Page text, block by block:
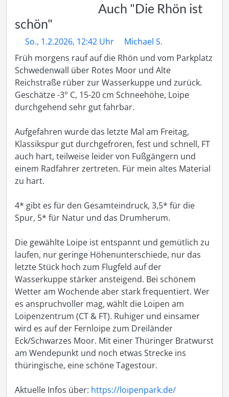
Auch "Die Rhön ist
schön"
So., 1.2.2026, 12:42 Uhr
Michael S.
Früh morgens rauf auf die Rhön und vom Parkplatz
Schwedenwall über Rotes Moor und Alte
Reichstraße rüber zur Wasserkuppe und zurück.
Geschätze -3° C, 15-20 cm Schneehöhe, Loipe
durchgehend sehr gut fahrbar.
Aufgefahren wurde das letzte Mal am Freitag,
Klassikspur gut durchgefroren, fest und schnell, FT
auch hart, teilweise leider von Fußgängern und
einem Radfahrer zertreten. Für mein altes Material
zu hart.
4* gibt es für den Gesamteindruck, 3,5* für die
Spur, 5* für Natur und das Drumherum.
Die gewählte Loipe ist entspannt und gemütlich zu
laufen, nur geringe Höhenunterschiede, nur das
letzte Stück hoch zum Flugfeld auf der
Wasserkuppe stärker ansteigend. Bei schönem
Wetter am Wochende aber stark frequentiert. Wer
es anspruchvoller mag, wählt die Loipen am
Loipenzentrum (CT & FT). Ruhiger und einsamer
wird es auf der Fernloipe zum Dreiländer
Eck/Schwarzes Moor. Mit einer Thüringer Bratwurst
am Wendepunkt und noch etwas Strecke ins
thüringische, eine schöne Tagestour.
Aktuelle Infos über: https://loipenpark.de/